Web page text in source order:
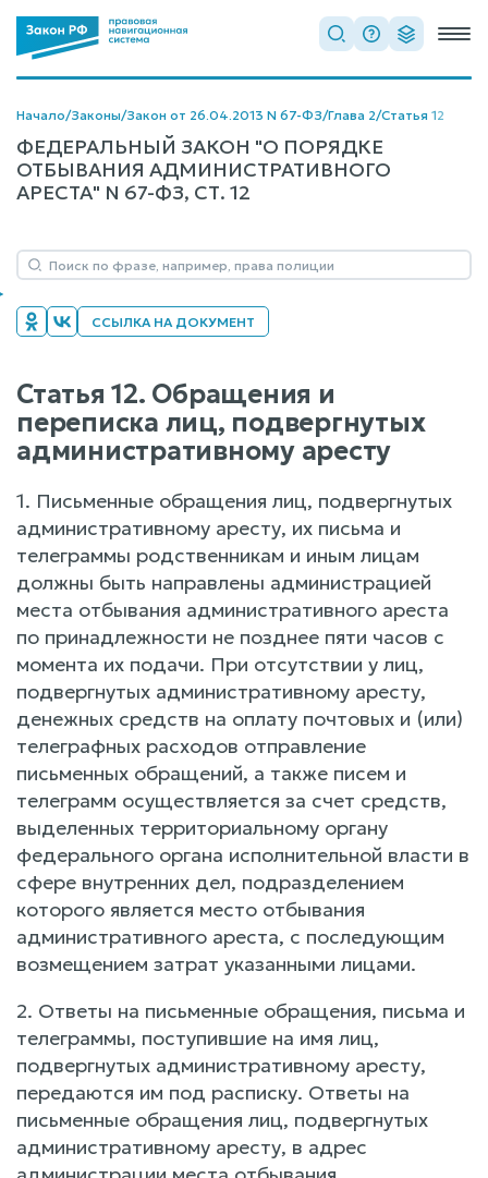
Начало/Законы/Закон от 26.04.2013 N 67-ФЗ/Глава 2/Статья 12
ФЕДЕРАЛЬНЫЙ ЗАКОН "О ПОРЯДКЕ
ОТБЫВАНИЯ АДМИНИСТРАТИВНОГО
АРЕСТА" N 67-ФЗ, СТ. 12
ССЫЛКА НА ДОКУМЕНТ
Статья 12. Обращения и
переписка лиц, подвергнутых
административному аресту
1. Письменные обращения лиц, подвергнутых
административному аресту, их письма и
телеграммы родственникам и иным лицам
должны быть направлены администрацией
места отбывания административного ареста
по принадлежности не позднее пяти часов с
момента их подачи. При отсутствии у лиц,
подвергнутых административному аресту,
денежных средств на оплату почтовых и (или)
телеграфных расходов отправление
письменных обращений, а также писем и
телеграмм осуществляется за счет средств,
выделенных территориальному органу
федерального органа исполнительной власти в
сфере внутренних дел, подразделением
которого является место отбывания
административного ареста, с последующим
возмещением затрат указанными лицами.
2. Ответы на письменные обращения, письма и
телеграммы, поступившие на имя лиц,
подвергнутых административному аресту,
передаются им под расписку. Ответы на
письменные обращения лиц, подвергнутых
административному аресту, в адрес